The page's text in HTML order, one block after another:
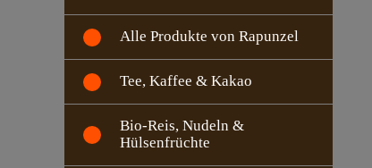
Alle Produkte von Rapunzel
Tee, Kaffee & Kakao
Bio-Reis, Nudeln &
Hülsenfrüchte